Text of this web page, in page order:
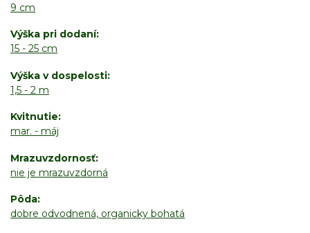
9 cm
Výška pri dodaní
15 - 25 cm
Výška v dospelosti
1,5 - 2 m
Kvitnutie
mar. - máj
Mrazuvzdornosť
nie je mrazuvzdorná
Pôda
dobre odvodnená, organicky bohatá